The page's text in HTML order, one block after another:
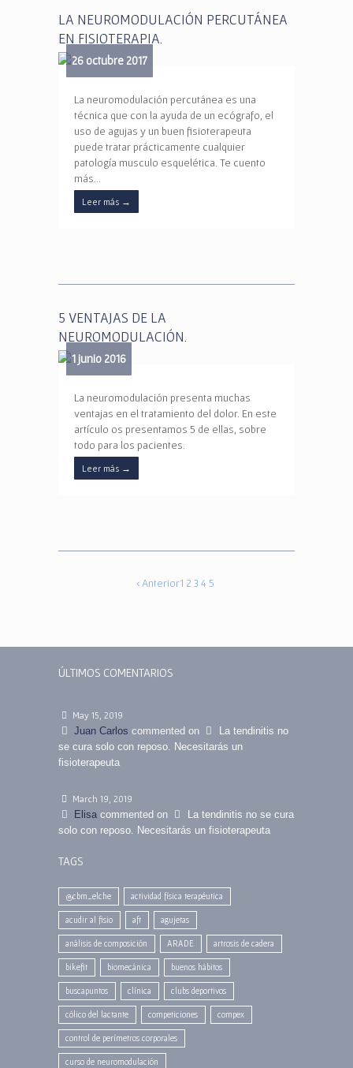
LA NEUROMODULACIÓN PERCUTÁNEA
EN FISIOTERAPIA.
26 octubre 2017
La neuromodulación percutánea es una
técnica que con la ayuda de un ecógrafo, el
uso de agujas y un buen fisioterapeuta
puede tratar prácticamente cualquier
patología musculo esquelética. Te cuento
más…
Leer más →
5 VENTAJAS DE LA
NEUROMODULACIÓN.
1 junio 2016
La neuromodulación presenta muchas
ventajas en el tratamiento del dolor. En este
artículo os presentamos 5 de ellas, sobre
todo para los pacientes.
Leer más →
‹ Anterior1 2 3 4 5
ÚLTIMOS COMENTARIOS
May 15, 2019
Juan Carlos commented on
La tendinitis no
se cura solo con reposo. Necesitarás un
fisioterapeuta
March 19, 2019
Elisa commented on
La tendinitis no se cura
solo con reposo. Necesitarás un fisioterapeuta
TAGS
@cbm_elche actividad física terapéutica
acudir al fisio aft agujetas
análisis de composición ARADE artrosis de cadera
bikefit biomecánica buenos hábitos
buscapuntos clínica clubs deportivos
cólico del lactante competiciones compex
control de perímetros corporales
curso de neuromodulación